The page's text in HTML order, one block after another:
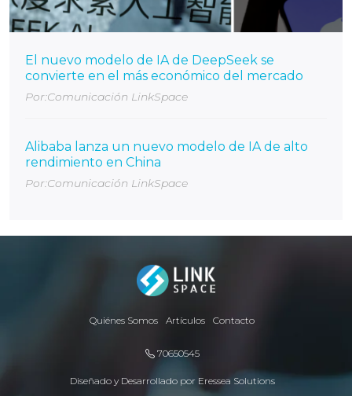
El nuevo modelo de IA de DeepSeek se
convierte en el más económico del mercado
Por:Comunicación LinkSpace
Alibaba lanza un nuevo modelo de IA de alto
rendimiento en China
Por:Comunicación LinkSpace
Quiénes Somos Artículos Contacto
70650545
Diseñado y Desarrollado por Eressea Solutions